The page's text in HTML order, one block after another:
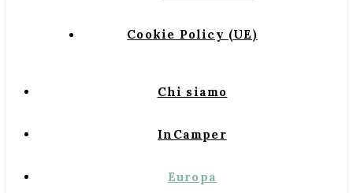
Cookie Policy (UE)
Chi siamo
InCamper
Europa